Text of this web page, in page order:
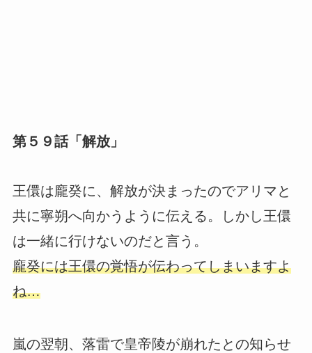
第５９話「解放」
王儇は龐癸に、解放が決まったのでアリマと
共に寧朔へ向かうように伝える。しかし王儇
は一緒に行けないのだと言う。
龐癸には王儇の覚悟が伝わってしまいますよ
ね…
嵐の翌朝、落雷で皇帝陵が崩れたとの知らせ